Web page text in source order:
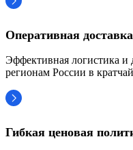
Оперативная доставка
Эффективная логистика и
регионам России в
Гибкая ценовая